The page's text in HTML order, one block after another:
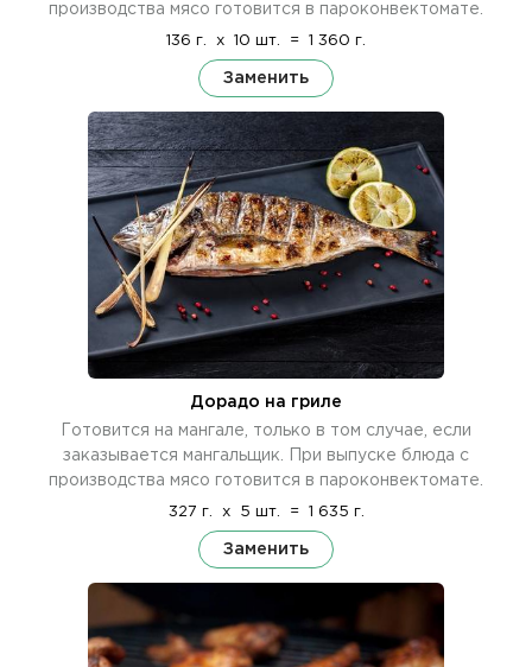
производства мясо готовится в пароконвектомате.
136 г. x 10 шт. = 1 360 г.
Заменить
Дорадо на гриле
Готовится на мангале, только в том случае, если
заказывается мангальщик. При выпуске блюда с
производства мясо готовится в пароконвектомате.
327 г. x 5 шт. = 1 635 г.
Заменить